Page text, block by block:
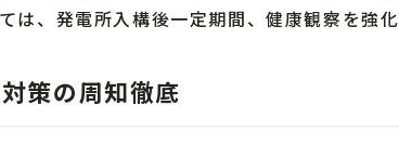
は、発電所入構後一定期間、健康観察を強化
策の周知徹底